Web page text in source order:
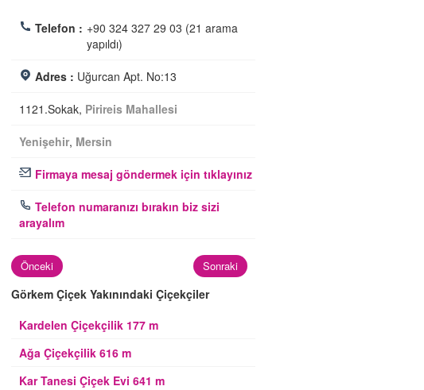
Telefon : +90 324 327 29 03 (21 arama
yapıldı)
Adres : Uğurcan Apt. No:13
1121.Sokak, Pirireis Mahallesi
Yenişehir, Mersin
Firmaya mesaj göndermek için tıklayınız
Telefon numaranızı bırakın biz sizi
arayalım
Önceki Sonraki
Görkem Çiçek Yakınındaki Çiçekçiler
Kardelen Çiçekçilik 177 m
Ağa Çiçekçilik 616 m
Kar Tanesi Çiçek Evi 641 m